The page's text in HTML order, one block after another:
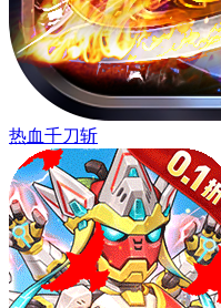
热血千刀斩